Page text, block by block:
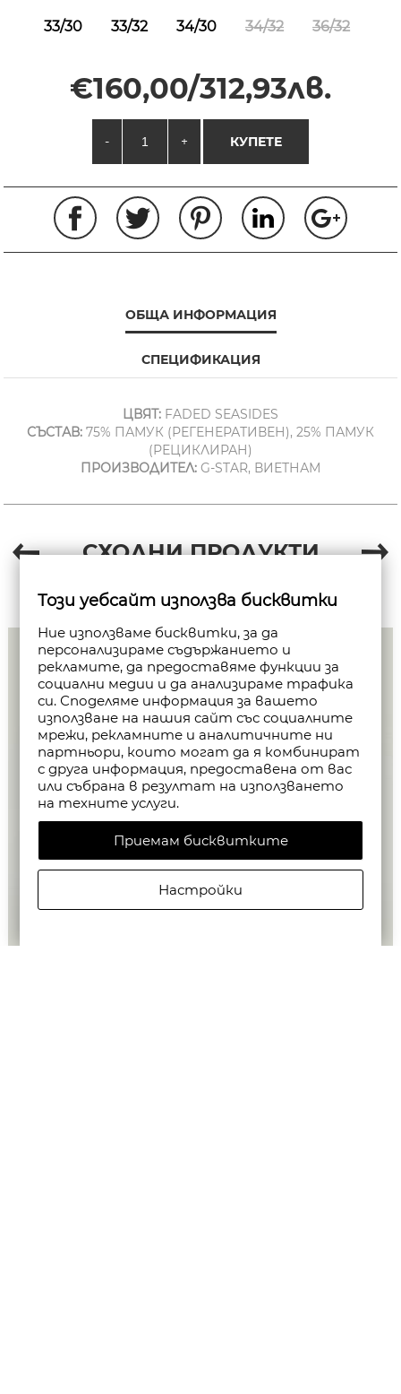
33/30 33/32 34/30 34/32 36/32
€160,00/312,93лв.
- + КУПЕТЕ
ОБЩА ИНФОРМАЦИЯ
СПЕЦИФИКАЦИЯ
ЦВЯТ: FADED SEASIDES
СЪСТАВ: 75% ПАМУК (РЕГЕНЕРАТИВЕН), 25% ПАМУК
(РЕЦИКЛИРАН)
ПРОИЗВОДИТЕЛ: G-STAR, ВИЕТНАМ
СХОДНИ ПРОДУКТИ
Този уебсайт използва бисквитки
Ние използваме бисквитки, за да
персонализираме съдържанието и
рекламите, да предоставяме функции за
социални медии и да анализираме трафика
си. Споделяме информация за вашето
използване на нашия сайт със социалните
мрежи, рекламните и аналитичните ни
партньори, които могат да я комбинират
с друга информация, предоставена от вас
или събрана в резултат на използването
на техните услуги.
Приемам бисквитките
Настройки